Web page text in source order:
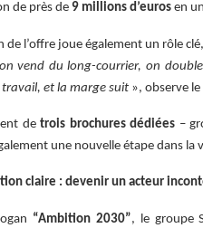
de près de9 millions d’eurosen
de l’offre joue également un rôle
vend du long-courrier, on
et la marge suit», observe le
detrois brochures dédiées –
une nouvelle étape dans la
claire : devenir un acteur
“Ambition 2030”, le groupe